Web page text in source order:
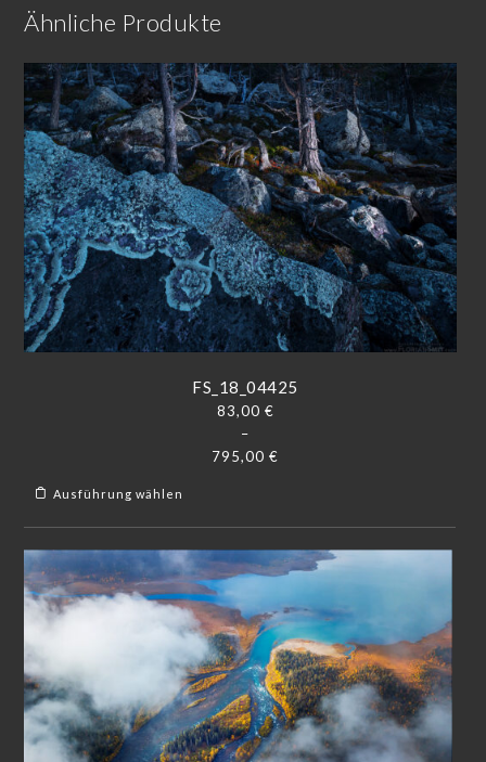
Ähnliche Produkte
FS_18_04425
83,00 €
–
795,00 €
Ausführung wählen